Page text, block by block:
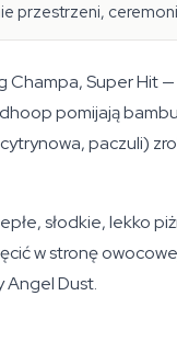
przestrzeni,
Super Hit —
pomijają
paczuli)
słodkie, lekko
w stronę
Angel Dust.